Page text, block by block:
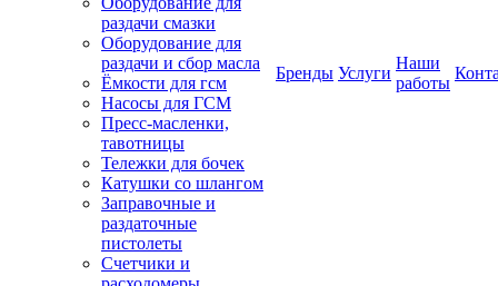
раздачи смазки
Оборудование для
раздачи и сбор масла
Ёмкости для гсм
Насосы для ГСМ
Пресс-масленки,
тавотницы
Тележки для бочек
Катушки со шлангом
Заправочные и
раздаточные
пистолеты
Счетчики и
Бренды Услуги
Наши
работы